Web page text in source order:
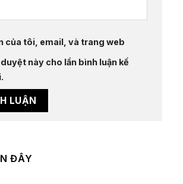
của tôi, email, và trang web
này cho lần bình luận kế
ĐÂY